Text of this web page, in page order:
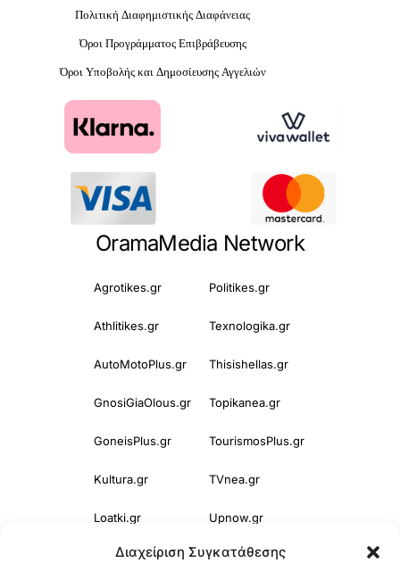
Διαχείριση Συγκατάθεσης
Πολιτική Διαφημιστικής Διαφάνειας
Όροι Προγράμματος Επιβράβευσης
Όροι Υποβολής και Δημοσίευσης Αγγελιών
OramaMedia Network
Agrotikes.gr Politikes.gr
Athlitikes.gr Texnologika.gr
AutoMotoPlus.gr Thisishellas.gr
GnosiGiaOlous.gr Topikanea.gr
GoneisPlus.gr TourismosPlus.gr
Kultura.gr TVnea.gr
Loatki.gr Upnow.gr
Loveis.gr VresSyntages.gr